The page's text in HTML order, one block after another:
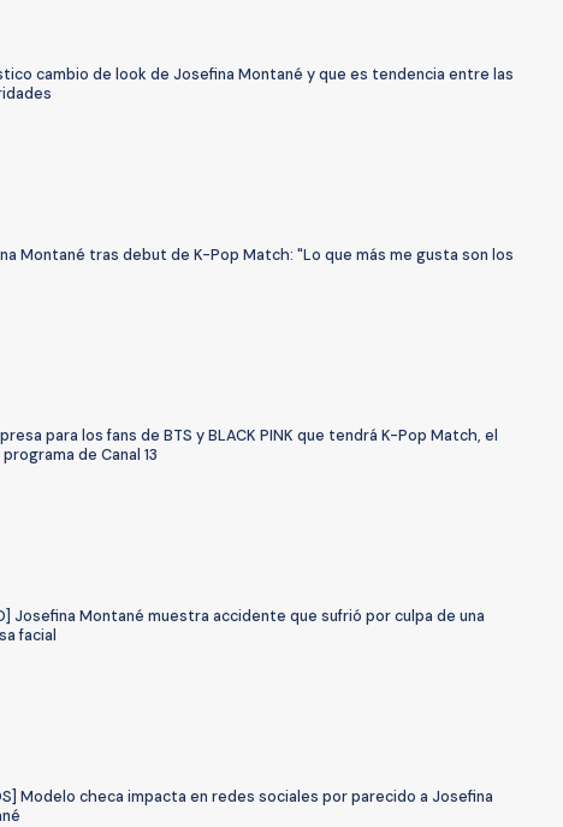
cambio de look de Josefina Montané y que es tendencia entre las
Montané tras debut de K-Pop Match: "Lo que más me gusta son los
para los fans de BTS y BLACK PINK que tendrá K-Pop Match, el
de Canal 13
Josefina Montané muestra accidente que sufrió por culpa de una
facial
Modelo checa impacta en redes sociales por parecido a Josefina